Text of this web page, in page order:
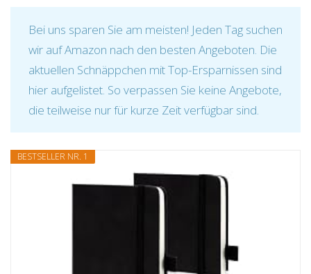
Bei uns sparen Sie am meisten! Jeden Tag suchen
wir auf Amazon nach den besten Angeboten. Die
aktuellen Schnäppchen mit Top-Ersparnissen sind
hier aufgelistet. So verpassen Sie keine Angebote,
die teilweise nur für kurze Zeit verfügbar sind.
BESTSELLER NR. 1